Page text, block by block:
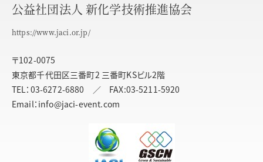
公益社団法人 新化学技術推進協会
https://www.jaci.or.jp/
〒102-0075
東京都千代田区三番町2 三番町KSビル2階
TEL：03-6272-6880 ／ FAX:03-5211-5920
Email：info@jaci-event.com